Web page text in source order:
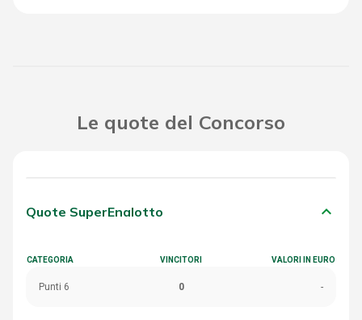
Le quote del Concorso
Quote SuperEnalotto keyboard_arrow_down
CATEGORIA VINCITORI VALORI IN EURO
Punti 6 0 -